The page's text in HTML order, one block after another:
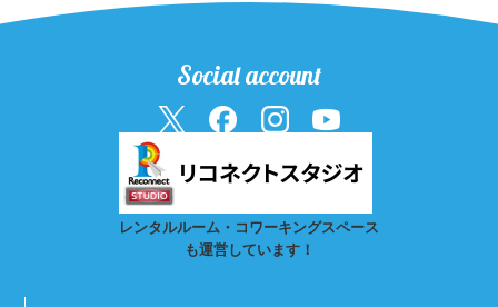
Social account
レンタルルーム・コワーキングスペース
も運営しています！